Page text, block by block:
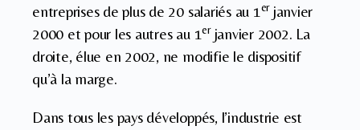
entreprises de plus de 20 salariés au 1 erjanvier
2000 et pour les autres au 1erjanvier 2002. La
droite, élue en 2002, ne modifie le dispositif
qu’à la marge.
Dans tous les pays développés, l’industrie est